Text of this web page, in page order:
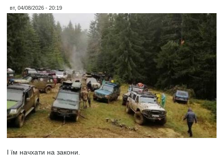
вт, 04/08/2026 - 20:19
І їм начхати на закони.